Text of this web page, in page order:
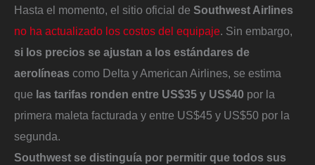
Hasta el momento, el sitio oficial de Southwest Airlines
no ha actualizado los costos del equipaje. Sin embargo,
si los precios se ajustan a los estándares de
aerolíneas como Delta y American Airlines, se estima
que las tarifas ronden entre US$35 y US$40 por la
primera maleta facturada y entre US$45 y US$50 por la
segunda.
Southwest se distinguía por permitir que todos sus